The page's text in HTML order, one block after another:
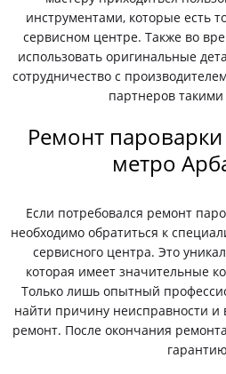
инструментами, которые есть
сервисном центре. Также во
использовать оригинальные
сотрудничество с
партнеров
Ремонт
метро
Если потребовался ремонт
необходимо обратиться к
сервисного центра. Это
которая имеет значительные
Только лишь опытный
найти причину неисправности
ремонт. После окончания